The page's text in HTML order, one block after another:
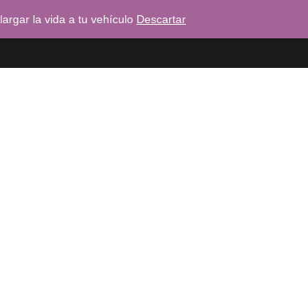
la vida a tu vehículo Descartar